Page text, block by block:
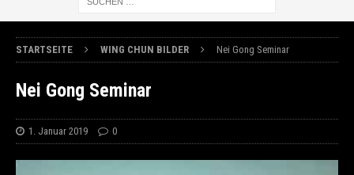
STARTSEITE WING CHUN BILDER Nei Gong Seminar
Nei Gong Seminar
1. Januar 2019 0